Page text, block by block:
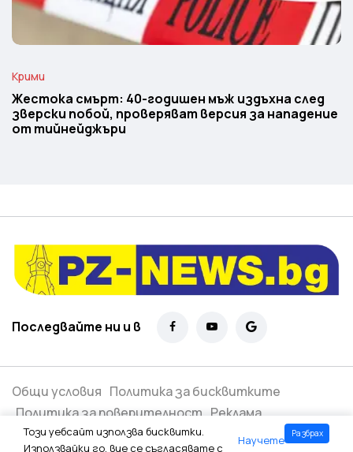
Крими
Жестока смърт: 40-годишен мъж издъхна след
зверски побой, проверяват версия за нападение
от тийнейджъри
Последвайте ни и в
Общи условия Политика за бисквитките
Политика за поверителност Реклама
Всички права запазени ©
Този уебсайт използва бисквитки.
Използвайки го, вие се съгласявате с
Научете
Разбрах